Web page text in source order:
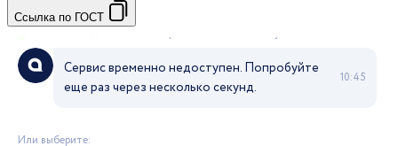
Ссылка по ГОСТ